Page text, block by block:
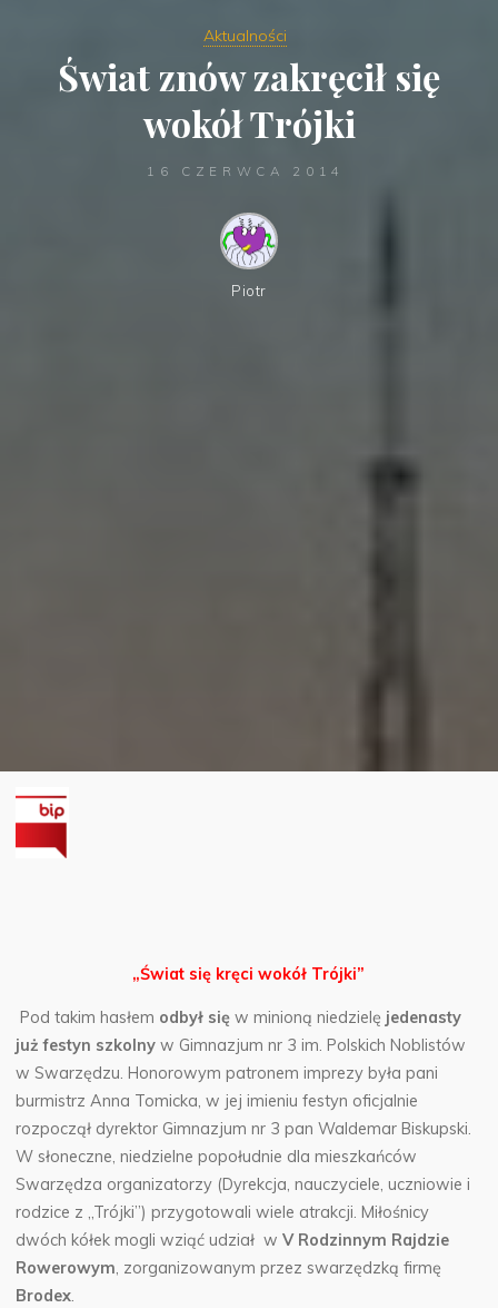
Aktualności
Świat znów zakręcił się
wokół Trójki
16 CZERWCA 2014
Piotr
„Świat się kręci wokół Trójki”
Pod takim hasłem odbył się w minioną niedzielę jedenasty
już festyn szkolnyw Gimnazjum nr 3 im. Polskich Noblistów
w Swarzędzu.Honorowym patronem imprezy była pani
burmistrz Anna Tomicka, w jej imieniu festyn oficjalnie
rozpoczął dyrektor Gimnazjum nr 3 pan Waldemar Biskupski.
W słoneczne, niedzielne popołudnie dla mieszkańców
Swarzędza organizatorzy (Dyrekcja, nauczyciele, uczniowie i
rodzice z „Trójki”) przygotowali wiele atrakcji. Miłośnicy
dwóch kółek mogli wziąć udział wV Rodzinnym Rajdzie
Rowerowym, zorganizowanym przez swarzędzką firmę
Brodex.